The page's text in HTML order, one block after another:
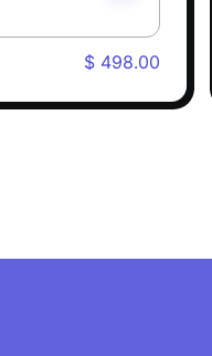
$ 498.00